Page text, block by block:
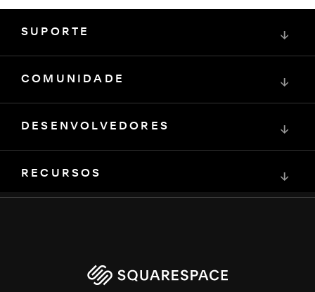
SUPORTE ↓
COMUNIDADE ↓
DESENVOLVEDORES ↓
RECURSOS ↓